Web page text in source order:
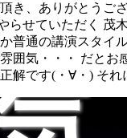
き、ありがとうご
らせていただく 茂
普通の講演スタイ
囲気・・・ だとお
解です(・∀・) それ